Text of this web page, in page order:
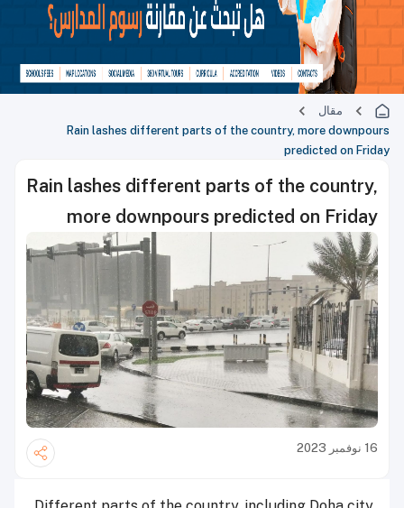
مقال
Rain lashes different parts of the country, more downpours
predicted on Friday
Rain lashes different parts of the country,
more downpours predicted on Friday
16 نوفمبر 2023